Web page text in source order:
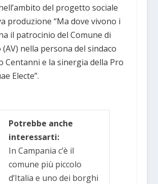
del progetto sociale
produzione “Ma dove vivono i
il patrocinio del Comune di
nella persona del sindaco
Centanni e la sinergia della Pro
Electe”.
Potrebbe anche
interessarti:
In Campania c’è il
comune più piccolo
d’Italia e uno dei borghi